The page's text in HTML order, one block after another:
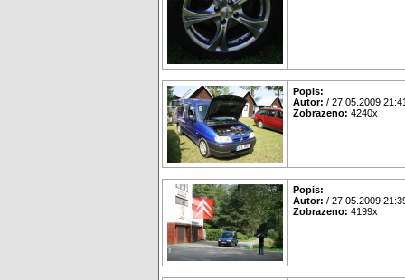
Popis:
Autor: / 27.05.2009
Zobrazeno: 4240x
Popis:
Autor: / 27.05.2009
Zobrazeno: 4199x